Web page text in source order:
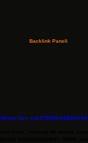
Skype: live:.cid.575569c608265c69